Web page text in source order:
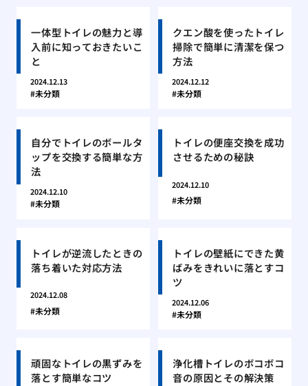
一体型トイレの魅力と導
入前に知っておきたいこ
と
2024.12.13
未分類
クエン酸を使ったトイレ
掃除で簡単に清潔を保つ
方法
2024.12.12
未分類
自分でトイレのボールタ
ップを交換する簡単な方
法
2024.12.10
未分類
トイレの便座交換を成功
させるための秘訣
2024.12.10
未分類
トイレが逆流したときの
落ち着いた対応方法
2024.12.08
未分類
トイレの壁紙にできた黄
ばみをきれいに落とすコ
ツ
2024.12.06
未分類
頑固なトイレの黒ずみを
落とす簡単なコツ
浄化槽トイレのボコボコ
音の原因とその解決策